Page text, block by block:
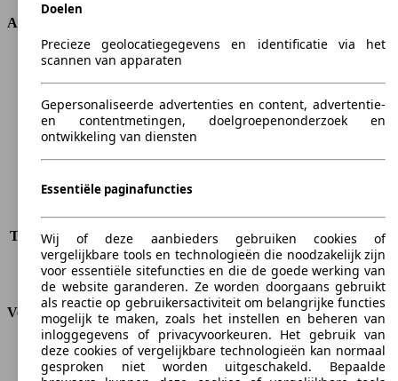
Afmetingen
Lengte
4895 mm
Hoogte
1512 mm
Breedte
1854 mm
Wielbasis
2874 mm
Maximaal gewicht
2530 kg
Maximale lading
665 kg
Stoelen
5
Dakbelasting
-
Trekgewicht (ongeremd) -
Trekgewicht (geremd)
1900 kg
Kofferbak capaciteit
600 - 1855 l
Verbruik
CO2-uitstoot*
143 g/km (komb.)
Verbruik (stad)
Doelen
Precieze geolocatiegegevens en identificatie via het
scannen van apparaten
Gepersonaliseerde advertenties en content, advertentie-
en contentmetingen, doelgroepenonderzoek en
ontwikkeling van diensten
Essentiële paginafuncties
Wij of deze aanbieders gebruiken cookies of
vergelijkbare tools en technologieën die noodzakelijk zijn
voor essentiële sitefuncties en die de goede werking van
de website garanderen. Ze worden doorgaans gebruikt
als reactie op gebruikersactiviteit om belangrijke functies
mogelijk te maken, zoals het instellen en beheren van
inloggegevens of privacyvoorkeuren. Het gebruik van
deze cookies of vergelijkbare technologieën kan normaal
gesproken niet worden uitgeschakeld. Bepaalde